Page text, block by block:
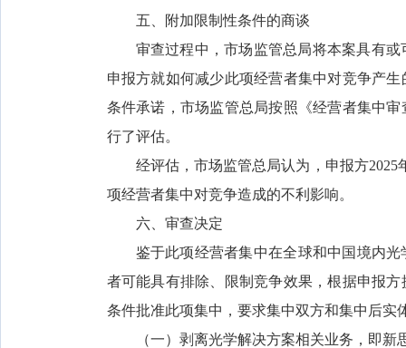
五、附加限制性条件的商谈
审查过程中，市场监管总局将本案具有
申报方就如何减少此项经营者集中对竞争产
条件承诺，市场监管总局按照《经营者集中
行了评估。
经评估，市场监管总局认为，申报方
项经营者集中对竞争造成的不利影响。
六、审查决定
鉴于此项经营者集中在全球和中国境内
者可能具有排除、限制竞争效果，根据申报
条件批准此项集中，要求集中双方和集中后实
（一）剥离光学解决方案相关业务，即